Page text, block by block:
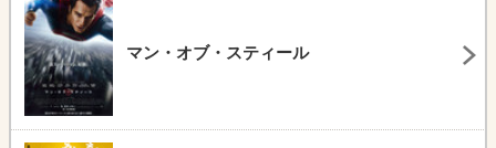
マン・オブ・スティール